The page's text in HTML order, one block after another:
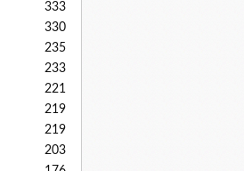
333
330
235
233
221
219
219
203